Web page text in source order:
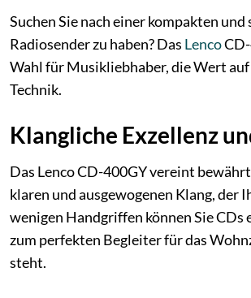
Suchen Sie nach einer kompakten
Radiosender zu haben? Das Lenco
Wahl für Musikliebhaber, die Wert
Technik.
Klangliche Exzellenz
Das Lenco CD-400GY vereint
klaren und ausgewogenen Klang, der
wenigen Handgriffen können Sie CDs
zum perfekten Begleiter für das
steht.